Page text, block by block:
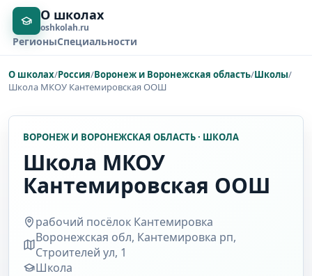
О школах
oshkolah.ru
РегионыСпециальности
О школах/Россия/Воронеж и Воронежская область/Школы/
Школа МКОУ Кантемировская ООШ
ВОРОНЕЖ И ВОРОНЕЖСКАЯ ОБЛАСТЬ · ШКОЛА
Школа МКОУ
Кантемировская ООШ
рабочий посёлок Кантемировка
Воронежская обл, Кантемировка рп,
Строителей ул, 1
Школа